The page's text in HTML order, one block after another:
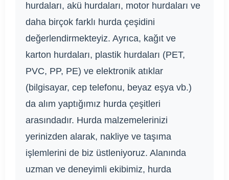
hurdaları, akü hurdaları, motor hurdaları ve
daha birçok farklı hurda çeşidini
değerlendirmekteyiz. Ayrıca, kağıt ve
karton hurdaları, plastik hurdaları (PET,
PVC, PP, PE) ve elektronik atıklar
(bilgisayar, cep telefonu, beyaz eşya vb.)
da alım yaptığımız hurda çeşitleri
arasındadır. Hurda malzemelerinizi
yerinizden alarak, nakliye ve taşıma
işlemlerini de biz üstleniyoruz. Alanında
uzman ve deneyimli ekibimiz, hurda